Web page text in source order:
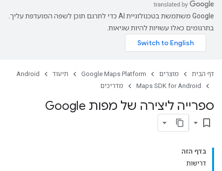
‫Google משתמשת בטכנולוגיית AI כדי לתרגם תוכן לשפה המועדפת עליך.
בתרגומים כאלו עשויות להיות שגיאות.
דף הבית מוצרים Google Maps Platform תיעוד
Android
Maps SDK for Android
מדריכים
ספרייה ליצירה של מפות Google
bookmark_border
בדף הזה
דרישות